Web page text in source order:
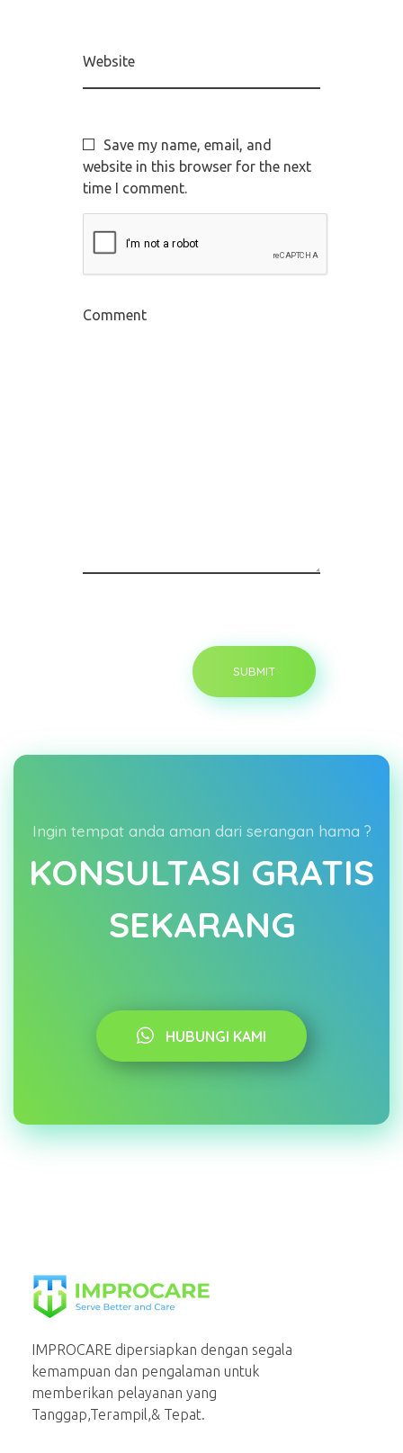
Website
Save my name, email, and
website in this browser for the next
time I comment.
Comment
Ingin tempat anda aman dari serangan hama ?
KONSULTASI GRATIS
SEKARANG
HUBUNGI KAMI
IMPROCARE dipersiapkan dengan segala
kemampuan dan pengalaman untuk
memberikan pelayanan yang
Tanggap,Terampil,& Tepat.